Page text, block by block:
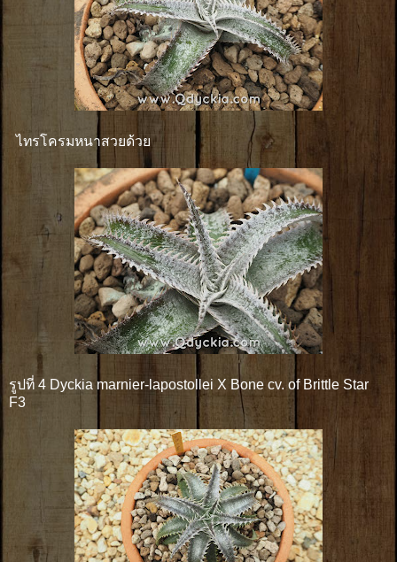
ไทรโครมหนาสวยด้วย
รูปที่ 4 Dyckia marnier-lapostollei X Bone cv. of Brittle Star
F3